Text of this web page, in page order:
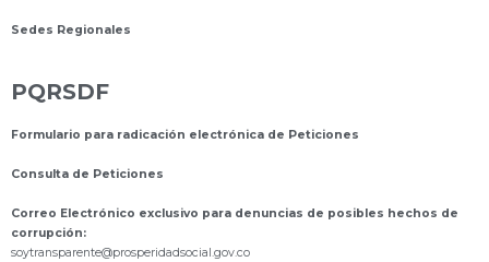
Sedes Regionales
PQRSDF
Formulario para radicación electrónica de Peticiones
Consulta de Peticiones
Correo Electrónico exclusivo para denuncias de posibles hechos de
corrupción:
soytransparente@prosperidadsocial.gov.co